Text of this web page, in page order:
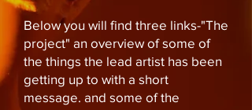
Below you will find three links-"The
project" an overview of some of
the things the lead artist has been
getting up to with a short
message. and some of the